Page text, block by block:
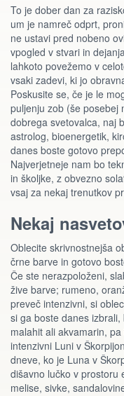
To je dober dan za
um je namreč odprt,
ne ustavi pred nobeno
vpogled v stvari in
lahkoto povežemo v
vsaki zadevi, ki jo
Poskusite se, če je le
puljenju zob (še posebej
dobrega svetovalca, naj
astrolog, bioenergetik,
danes boste gotovo
Najverjetneje nam bo
in školjke, z obvezno
vsaj za nekaj trenutkov
Nekaj
Oblecite skrivnostnejša
črne barve in gotovo
Če ste nerazpoloženi,
žive barve; rumeno,
preveč intenzivni, si
si ga boste danes
malahit ali akvamarin,
intenzivni Luni v
dneve, ko je Luna v
dišavno lučko v prostoru
melise, sivke,